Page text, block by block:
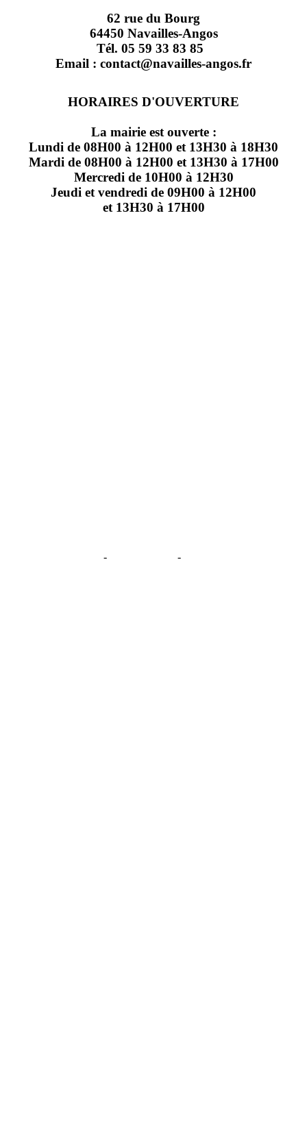
62 rue du Bourg
64450 Navailles-Angos
Tél. 05 59 33 83 85
Email : contact@navailles-angos.fr
HORAIRES D'OUVERTURE
La mairie est ouverte :
Lundi de 08H00 à 12H00 et 13H30 à 18H30
Mardi de 08H00 à 12H00 et 13H30 à 17H00
Mercredi de 10H00 à 12H30
Jeudi et vendredi de 09H00 à 12H00
et 13H30 à 17H00
- -